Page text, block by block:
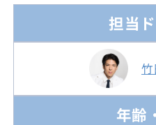
担当
年齢